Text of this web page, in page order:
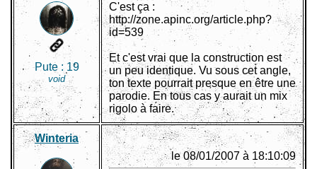
Pute : 19
void
C'est ça :
http://zone.apinc.org/article.php?
id=539
Et c'est vrai que la construction est
un peu identique. Vu sous cet angle,
ton texte pourrait presque en être une
parodie. En tous cas y aurait un mix
rigolo à faire.
Winteria
le 08/01/2007 à 18:10:09